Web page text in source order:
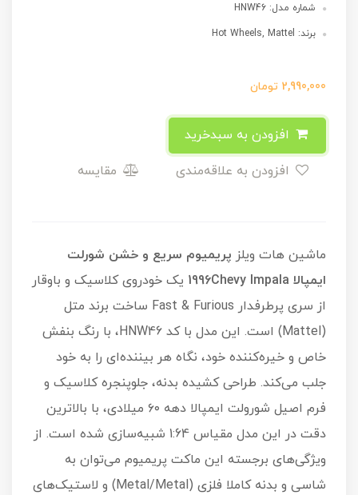
شماره مدل: HNW46
برند: Hot Wheels, Mattel
2,990,000 تومان
مقایسه
ماشین هات ویلز پریمیوم سریع و خشن شورلت
ایمپالا 1996Chevy Impala
یک خودروی کلاسیک و باوقار
از سری پرطرفدار Fast & Furious ساخت برند متل
(Mattel) است. این مدل با کد HNW46، با رنگ بنفش
خاص و خیره‌کننده خود، نگاه هر بیننده‌ای را به خود
جلب می‌کند. طراحی کشیده بدنه، جلوپنجره کلاسیک و
فرم اصیل شورولت ایمپالا دهه ۶۰ میلادی، با بالاترین
دقت در این مدل مقیاس 1:64 شبیه‌سازی شده است. از
ویژگی‌های برجسته این ماکت پریمیوم می‌توان به
شاسی و بدنه کاملا فلزی (Metal/Metal) و لاستیک‌های